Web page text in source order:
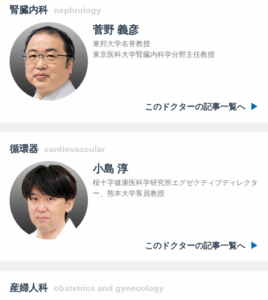
腎臓内科 nephrology
菅野 義彦
東邦大学名誉教授
東京医科大学腎臓内科学分野主任教授
このドクターの記事一覧へ
循環器 cardiovascular
小島 淳
桜十字健康医科学研究所エグゼクティブディレクタ
ー、熊本大学客員教授
このドクターの記事一覧へ
産婦人科 obstetrics and gynecology